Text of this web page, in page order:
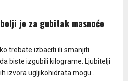
je za gubitak masnoće
trebate izbaciti ili smanjiti
biste izgubili kilograme. Ljubitelji
izvora ugljikohidrata mogu...